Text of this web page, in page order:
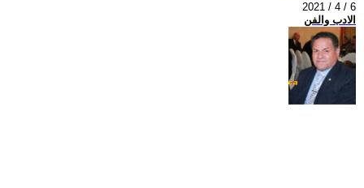
2021 / 4 / 6
الادب والفن